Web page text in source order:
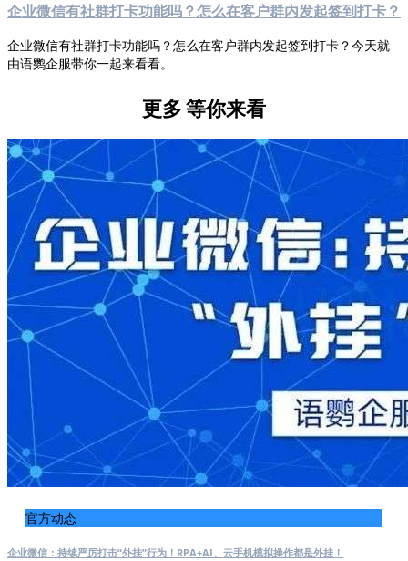
企业微信有社群打卡功能吗？怎么在客户群内发起签到打卡？
企业微信有社群打卡功能吗？怎么在客户群内发起签到打卡？今天就
由语鹦企服带你一起来看看。
更多等你来看
官方动态
企业微信：持续严厉打击“外挂”行为！RPA+AI、云手机模拟操作都是外挂！